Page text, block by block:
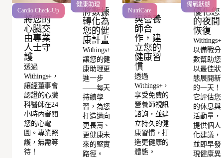
Cardio Check-Up
將您的
心臟交
由專業
人士守
護
透過
Withings+，
讓經董事會
認證的心臟
科醫師在24
小時內審閱
您的心電
圖。專業照
護，無需等
待！
健康助理
將數據
轉化為
您的健
康計畫
Withings+
讓您的健
康助理更
進一步
——每天
持續學
習，為您
打造邁向
更長壽、
更健康未
來的堅實
路徑。
NutriCare
與營養
師合
作，建
立您的
健康習
慣
透過
Withings+，
享受免費的
營養師視訊
諮詢，並建
立持久的健
康習慣，打
造更健康的
體態。
備戰狀態
優化您
的夜間
恢復
Withings+
以備戰分
數幫助您
以最佳狀
態展開新
的一天！
它評估您
的休息與
活動量，
提供個人
化建議，
並即早發
現健康異